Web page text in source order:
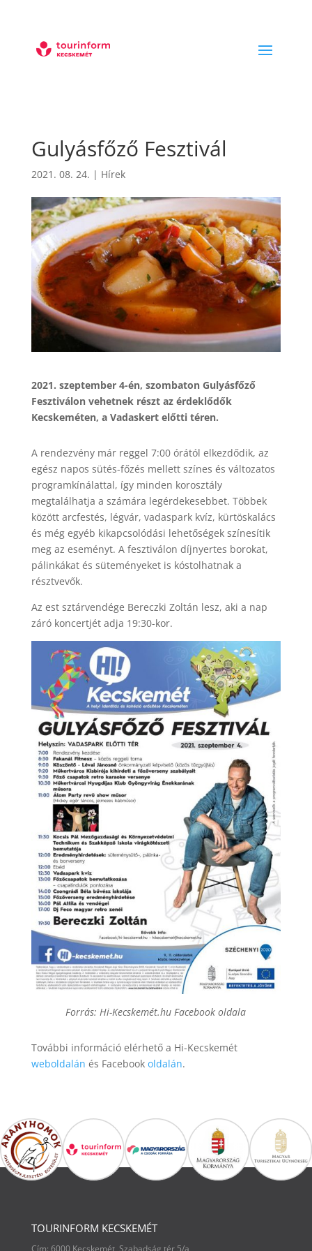
Gulyásfőző Fesztivál
2021. 08. 24. | Hírek
2021. szeptember 4-én, szombaton Gulyásfőző
Fesztiválon vehetnek részt az érdeklődők
Kecskeméten, a Vadaskert előtti téren.
A rendezvény már reggel 7:00 órától elkezdődik, az
egész napos sütés-főzés mellett színes és változatos
programkínálattal, így minden korosztály
megtalálhatja a számára legérdekesebbet. Többek
között arcfestés, légvár, vadaspark kvíz, kürtöskalács
és még egyéb kikapcsolódási lehetőségek színesítik
meg az eseményt. A fesztiválon díjnyertes borokat,
pálinkákat és süteményeket is kóstolhatnak a
résztvevők.
Az est sztárvendége Bereczki Zoltán lesz, aki a nap
záró koncertjét adja 19:30-kor.
Forrás: Hi-Kecskemét.hu Facebook oldala
További információ elérhető a Hi-Kecskemét
weboldalán és Facebook oldalán.
TOURINFORM KECSKEMÉT